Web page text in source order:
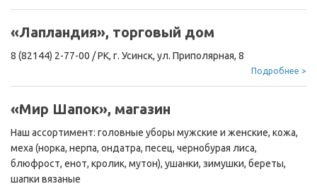
«Лапландия», торговый дом
8 (82144) 2-77-00 /РК, г. Усинск, ул. Приполярная, 8
Подробнее >
«Мир Шапок», магазин
Наш ассортимент: головные уборы мужские и женские, кожа,
меха (норка, нерпа, ондатра, песец, чернобурая лиса,
блюфрост, енот, кролик, мутон), ушанки, зимушки, береты,
шапки вязаные